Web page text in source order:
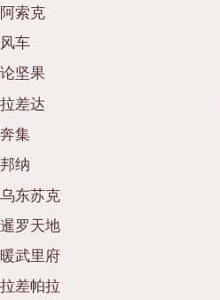
阿索克
风车
论坚果
拉差达
奔集
邦纳
乌东苏克
暹罗天地
暖武里府
拉差帕拉